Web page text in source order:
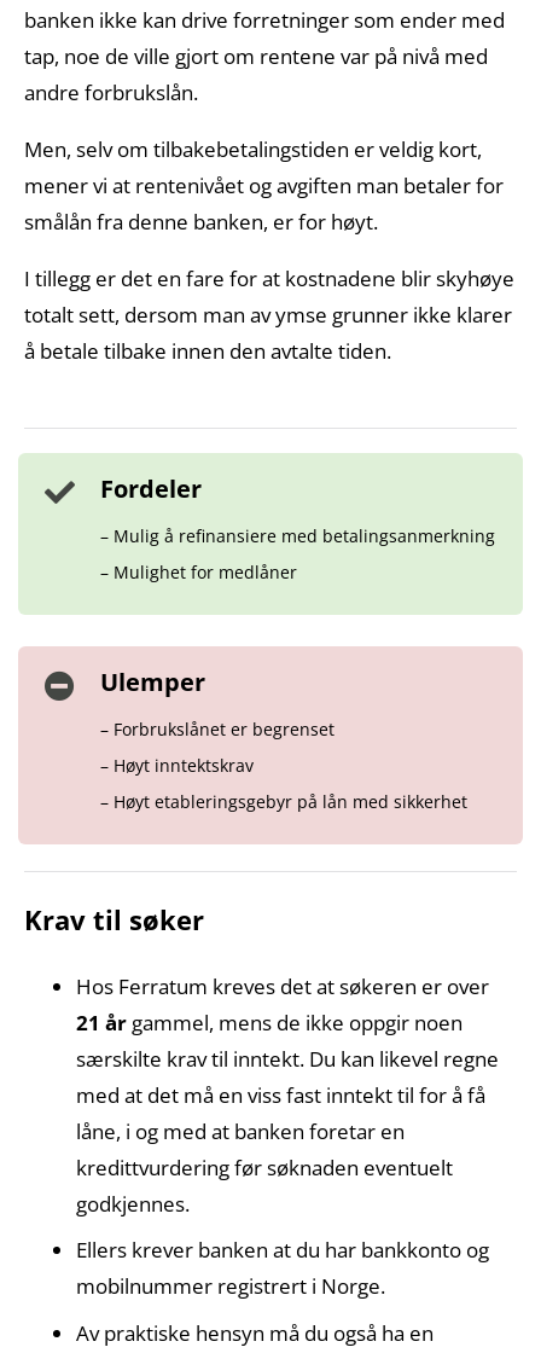
banken ikke kan drive forretninger som ender med
tap, noe de ville gjort om rentene var på nivå med
andre forbrukslån.
Men, selv om tilbakebetalingstiden er veldig kort,
mener vi at rentenivået og avgiften man betaler for
smålån fra denne banken, er for høyt.
I tillegg er det en fare for at kostnadene blir skyhøye
totalt sett, dersom man av ymse grunner ikke klarer
å betale tilbake innen den avtalte tiden.
Fordeler
– Mulig å refinansiere med betalingsanmerkning
– Mulighet for medlåner
Ulemper
– Forbrukslånet er begrenset
– Høyt inntektskrav
– Høyt etableringsgebyr på lån med sikkerhet
Krav til søker
Hos Ferratum kreves det at søkeren er over
21 årgammel, mens de ikke oppgir noen
særskilte krav til inntekt. Du kan likevel regne
med at det må en viss fast inntekt til for å få
låne, i og med at banken foretar en
kredittvurdering før søknaden eventuelt
godkjennes.
Ellers krever banken at du har bankkonto og
mobilnummer registrert i Norge.
Av praktiske hensyn må du også ha en